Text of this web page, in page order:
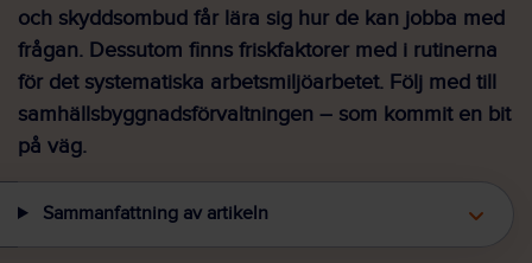
och skyddsombud får lära sig hur de kan jobba med
frågan. Dessutom finns friskfaktorer med i rutinerna
för det systematiska arbetsmiljöarbetet. Följ med till
samhällsbyggnadsförvaltningen – som kommit en bit
på väg.
Sammanfattning av artikeln